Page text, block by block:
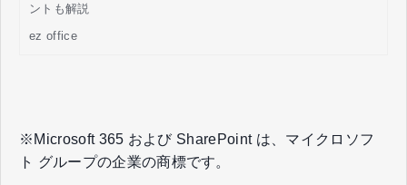
ントも解説
ez office
※Microsoft 365 および SharePoint は、マイクロソフ
ト グループの企業の商標です。